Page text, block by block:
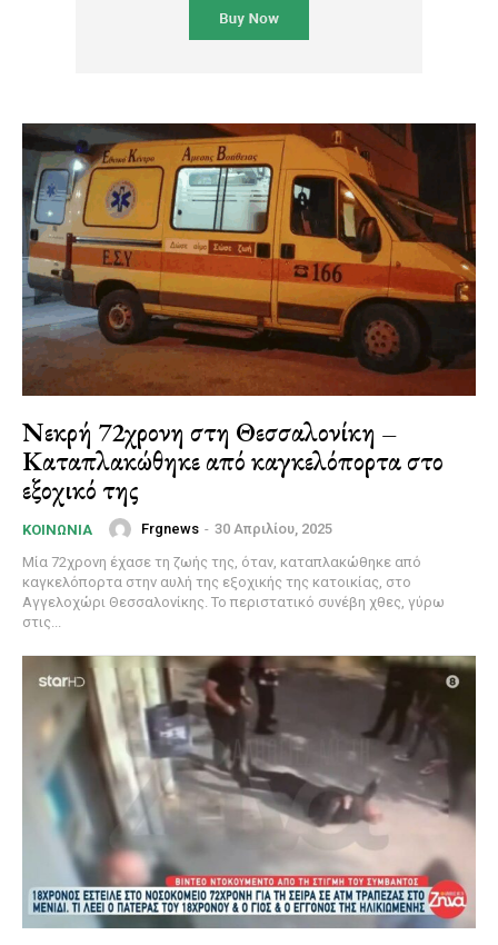
Νεκρή 72χρονη στη Θεσσαλονίκη –
Καταπλακώθηκε από καγκελόπορτα στο
εξοχικό της
ΚΟΙΝΩΝΊΑ Frgnews - 30 Απριλίου, 2025
Μία 72χρονη έχασε τη ζωής της, όταν, καταπλακώθηκε από
καγκελόπορτα στην αυλή της εξοχικής της κατοικίας, στο
Αγγελοχώρι Θεσσαλονίκης. Το περιστατικό συνέβη χθες, γύρω
στις...